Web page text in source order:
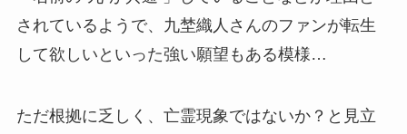
されているようで、九埜織人さんのファンが転生
して欲しいといった強い願望もある模様…
ただ根拠に乏しく、亡霊現象ではないか？と見立